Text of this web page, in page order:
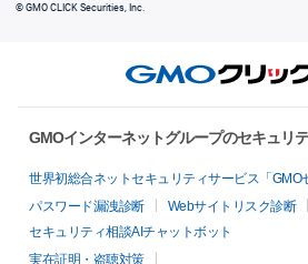
© GMO CLICK Securities, Inc.
GMOインターネットグループのセキュリ
世界初総合ネットセキュリティサービス「GMO
パスワード漏洩診断
Webサイトリスク診断
セキュリティ相談AIチャットボット
実在証明・盗聴対策